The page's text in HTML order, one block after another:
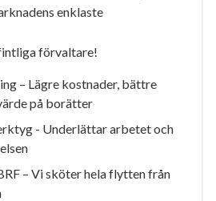
enklaste
förvaltare!
– Lägre kostnader, bättre
på borätter
- Underlättar arbetet och
– Vi sköter hela flytten från